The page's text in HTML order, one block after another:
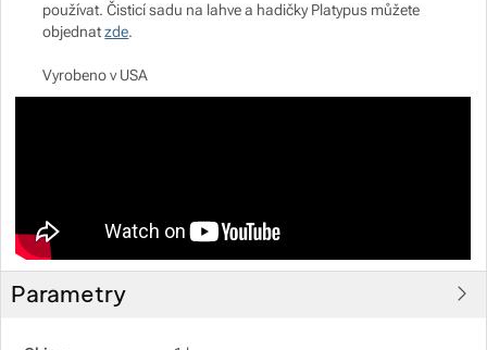
používat. Čisticí sadu na lahve a hadičky Platypus můžete
objednatzde.
Vyrobeno v USA
Parametry
Zobrazit více
Zobrazit více